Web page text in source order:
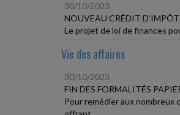
30/10/2023
NOUVEAU CRÉDIT
Le projet de loi de finances
Vie des affaires
30/10/2023
FIN DES FORMALITÉS
Pour remédier aux